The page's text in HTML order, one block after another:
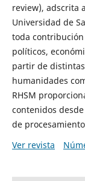
review), adscrita
Universidad de
toda
políticos,
partir de
humanidades
RHSM
contenidos
de
Ver revista